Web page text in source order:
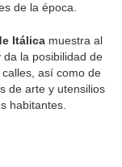
de la época.
Itálicamuestra al
la posibilidad de
así como de
de arte y utensilios
habitantes.